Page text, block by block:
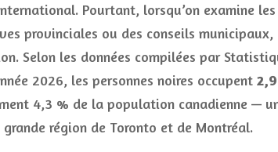
Pourtant, lorsqu’on examine les
provinciales ou des conseils municipaux,
Selon les données compilées par
2026, les personnes noires occupent 2,9
4,3 % de la population canadienne —
région de Toronto et de Montréal.